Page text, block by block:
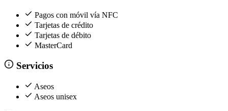
Pagos con móvil vía NFC
Tarjetas de crédito
Tarjetas de débito
MasterCard
Servicios
Aseos
Aseos unisex